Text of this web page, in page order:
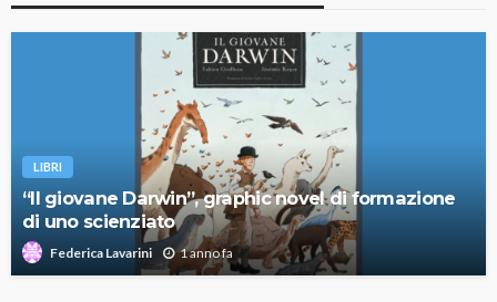
LIBRI
“Il giovane Darwin”, graphic novel di formazione
di uno scienziato
Federica Lavarini 1 anno fa